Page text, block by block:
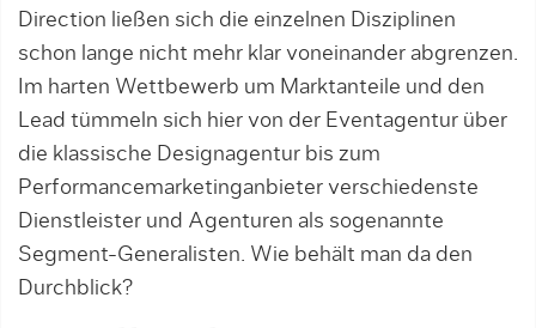
Direction ließen sich die einzelnen Disziplinen
schon lange nicht mehr klar voneinander abgrenzen.
Im harten Wettbewerb um Marktanteile und den
Lead tümmeln sich hier von der Eventagentur über
die klassische Designagentur bis zum
Performancemarketinganbieter verschiedenste
Dienstleister und Agenturen als sogenannte
Segment-Generalisten. Wie behält man da den
Durchblick?